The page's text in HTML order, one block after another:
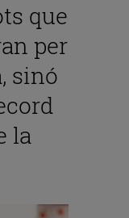
que
per
sinó
la